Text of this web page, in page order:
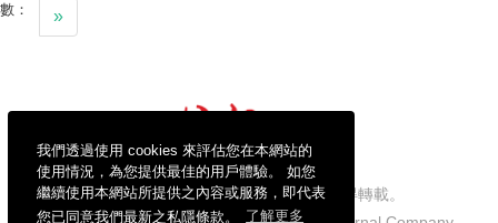
我們透過使用 cookies 來評估您在本網站的
使用情況，為您提供最佳的用戶體驗。 如您
繼續使用本網站所提供之內容或服務，即代表
您已同意我們最新之私隱條款。
了解更多
數：
»
信報財經新聞有限公司版權所有，不得轉載。